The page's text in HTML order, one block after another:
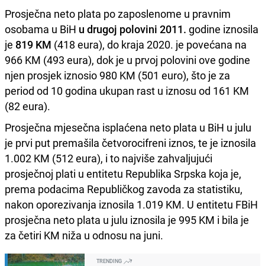
Prosječna neto plata po zaposlenome u pravnim
osobama u BiH u drugoj polovini 2011. godine iznosila
je 819 KM (418 eura), do kraja 2020. je povećana na
966 KM (493 eura), dok je u prvoj polovini ove godine
njen prosjek iznosio 980 KM (501 euro), što je za
period od 10 godina ukupan rast u iznosu od 161 KM
(82 eura).
Prosječna mjesečna isplaćena neto plata u BiH u julu
je prvi put premašila četvorocifreni iznos, te je iznosila
1.002 KM (512 eura), i to najviše zahvaljujući
prosječnoj plati u entitetu Republika Srpska koja je,
prema podacima Republičkog zavoda za statistiku,
nakon oporezivanja iznosila 1.019 KM. U entitetu FBiH
prosječna neto plata u julu iznosila je 995 KM i bila je
za četiri KM niža u odnosu na juni.
TRENDING